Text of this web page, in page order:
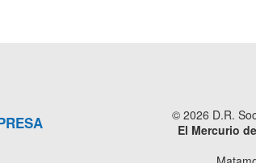
© 2026 D.R.
El Mercurio